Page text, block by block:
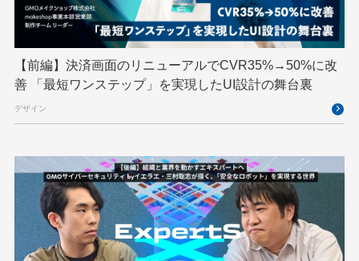
VS Code XSS ZTNA
アドベントカレンダー
インターンシップ インハウス お名前.com
クリエイターインタビュー
サイバーセキュリティ サマーインターン スクラム
スパム対策 スペシャリスト セキュリティ
ソフトウェアサプライチェーン チームビルディング
デザイン ネットのセキュリティもGMO
【前編】決済画面のリニューアルでCVR35%→50%に改
善 「最短ワンステップ」を実現したUI設計の舞台裏
デザイン